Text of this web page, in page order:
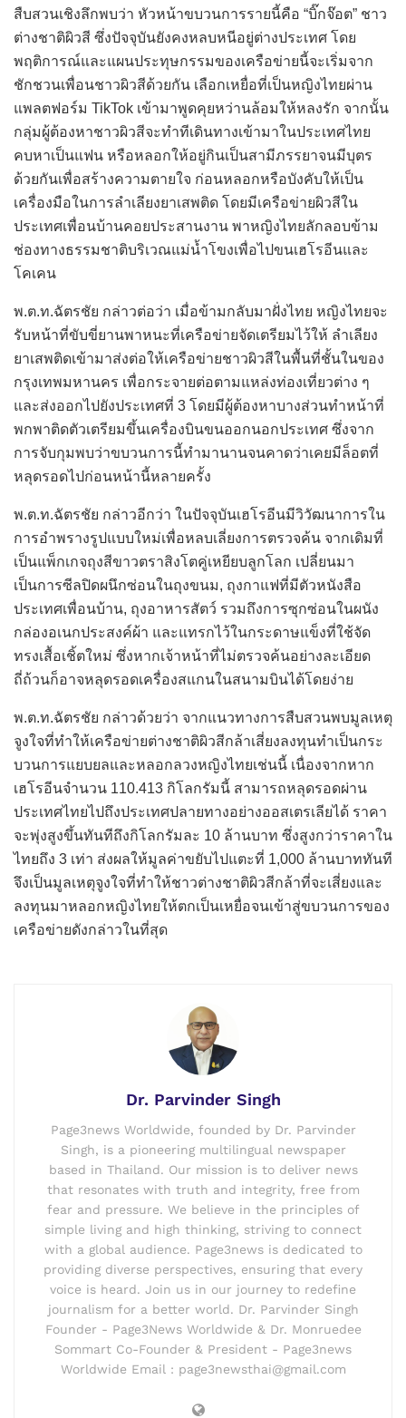
สืบสวนเชิงลึกพบว่า หัวหน้าขบวนการรายนี้คือ “บิ๊กจ๊อต” ชาว
ต่างชาติผิวสี ซึ่งปัจจุบันยังคงหลบหนีอยู่ต่างประเทศ โดย
พฤติการณ์และแผนประทุษกรรมของเครือข่ายนี้จะเริ่มจาก
ชักชวนเพื่อนชาวผิวสีด้วยกัน เลือกเหยื่อที่เป็นหญิงไทยผ่าน
แพลตฟอร์ม TikTok เข้ามาพูดคุยหว่านล้อมให้หลงรัก จากนั้น
กลุ่มผู้ต้องหาชาวผิวสีจะทำทีเดินทางเข้ามาในประเทศไทย
คบหาเป็นแฟน หรือหลอกให้อยู่กินเป็นสามีภรรยาจนมีบุตร
ด้วยกันเพื่อสร้างความตายใจ ก่อนหลอกหรือบังคับให้เป็น
เครื่องมือในการลำเลียงยาเสพติด โดยมีเครือข่ายผิวสีใน
ประเทศเพื่อนบ้านคอยประสานงาน พาหญิงไทยลักลอบข้าม
ช่องทางธรรมชาติบริเวณแม่น้ำโขงเพื่อไปขนเฮโรอีนและ
โคเคน
พ.ต.ท.ฉัตรชัย กล่าวต่อว่า เมื่อข้ามกลับมาฝั่งไทย หญิงไทยจะ
รับหน้าที่ขับขี่ยานพาหนะที่เครือข่ายจัดเตรียมไว้ให้ ลำเลียง
ยาเสพติดเข้ามาส่งต่อให้เครือข่ายชาวผิวสีในพื้นที่ชั้นในของ
กรุงเทพมหานคร เพื่อกระจายต่อตามแหล่งท่องเที่ยวต่าง ๆ
และส่งออกไปยังประเทศที่ 3 โดยมีผู้ต้องหาบางส่วนทำหน้าที่
พกพาติดตัวเตรียมขึ้นเครื่องบินขนออกนอกประเทศ ซึ่งจาก
การจับกุมพบว่าขบวนการนี้ทำมานานจนคาดว่าเคยมีล็อตที่
หลุดรอดไปก่อนหน้านี้หลายครั้ง
พ.ต.ท.ฉัตรชัย กล่าวอีกว่า ในปัจจุบันเฮโรอีนมีวิวัฒนาการใน
การอำพรางรูปแบบใหม่เพื่อหลบเลี่ยงการตรวจค้น จากเดิมที่
เป็นแพ็กเกจถุงสีขาวตราสิงโตคู่เหยียบลูกโลก เปลี่ยนมา
เป็นการซีลปิดผนึกซ่อนในถุงขนม, ถุงกาแฟที่มีตัวหนังสือ
ประเทศเพื่อนบ้าน, ถุงอาหารสัตว์ รวมถึงการซุกซ่อนในผนัง
กล่องอเนกประสงค์ผ้า และแทรกไว้ในกระดาษแข็งที่ใช้จัด
ทรงเสื้อเชิ้ตใหม่ ซึ่งหากเจ้าหน้าที่ไม่ตรวจค้นอย่างละเอียด
ถี่ถ้วนก็อาจหลุดรอดเครื่องสแกนในสนามบินได้โดยง่าย
พ.ต.ท.ฉัตรชัย กล่าวด้วยว่า จากแนวทางการสืบสวนพบมูลเหตุ
จูงใจที่ทำให้เครือข่ายต่างชาติผิวสีกล้าเสี่ยงลงทุนทำเป็นกระ
บวนการแยบยลและหลอกลวงหญิงไทยเช่นนี้ เนื่องจากหาก
เฮโรอีนจำนวน 110.413 กิโลกรัมนี้ สามารถหลุดรอดผ่าน
ประเทศไทยไปถึงประเทศปลายทางอย่างออสเตรเลียได้ ราคา
จะพุ่งสูงขึ้นทันทีถึงกิโลกรัมละ 10 ล้านบาท ซึ่งสูงกว่าราคาใน
ไทยถึง 3 เท่า ส่งผลให้มูลค่าขยับไปแตะที่ 1,000 ล้านบาททันที
จึงเป็นมูลเหตุจูงใจที่ทำให้ชาวต่างชาติผิวสีกล้าที่จะเสี่ยงและ
ลงทุนมาหลอกหญิงไทยให้ตกเป็นเหยื่อจนเข้าสู่ขบวนการของ
เครือข่ายดังกล่าวในที่สุด
Dr. Parvinder Singh
Page3news Worldwide, founded by Dr. Parvinder
Singh, is a pioneering multilingual newspaper
based in Thailand. Our mission is to deliver news
that resonates with truth and integrity, free from
fear and pressure. We believe in the principles of
simple living and high thinking, striving to connect
with a global audience. Page3news is dedicated to
providing diverse perspectives, ensuring that every
voice is heard. Join us in our journey to redefine
journalism for a better world. Dr. Parvinder Singh
Founder - Page3News Worldwide & Dr. Monruedee
Sommart Co-Founder & President - Page3news
Worldwide Email : page3newsthai@gmail.com